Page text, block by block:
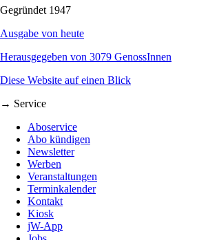
Gegründet 1947
Ausgabe von heute
Herausgegeben von 3079 GenossInnen
Diese Website auf einen Blick
→ Service
Aboservice
Abo kündigen
Newsletter
Werben
Veranstaltungen
Terminkalender
Kontakt
Kiosk
jW-App